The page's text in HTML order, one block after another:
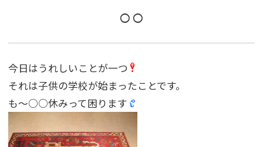
○○
今日はうれしいことが一つ
それは子供の学校が始まったことです。
も〜○○休みって困ります